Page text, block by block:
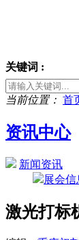
关键词 :
当前位置： 首
资讯中心
新闻资讯
展会信
激光打标